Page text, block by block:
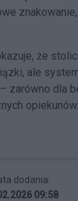
że
ale
zarówno dla
opiekunów.
dodania:
09:58